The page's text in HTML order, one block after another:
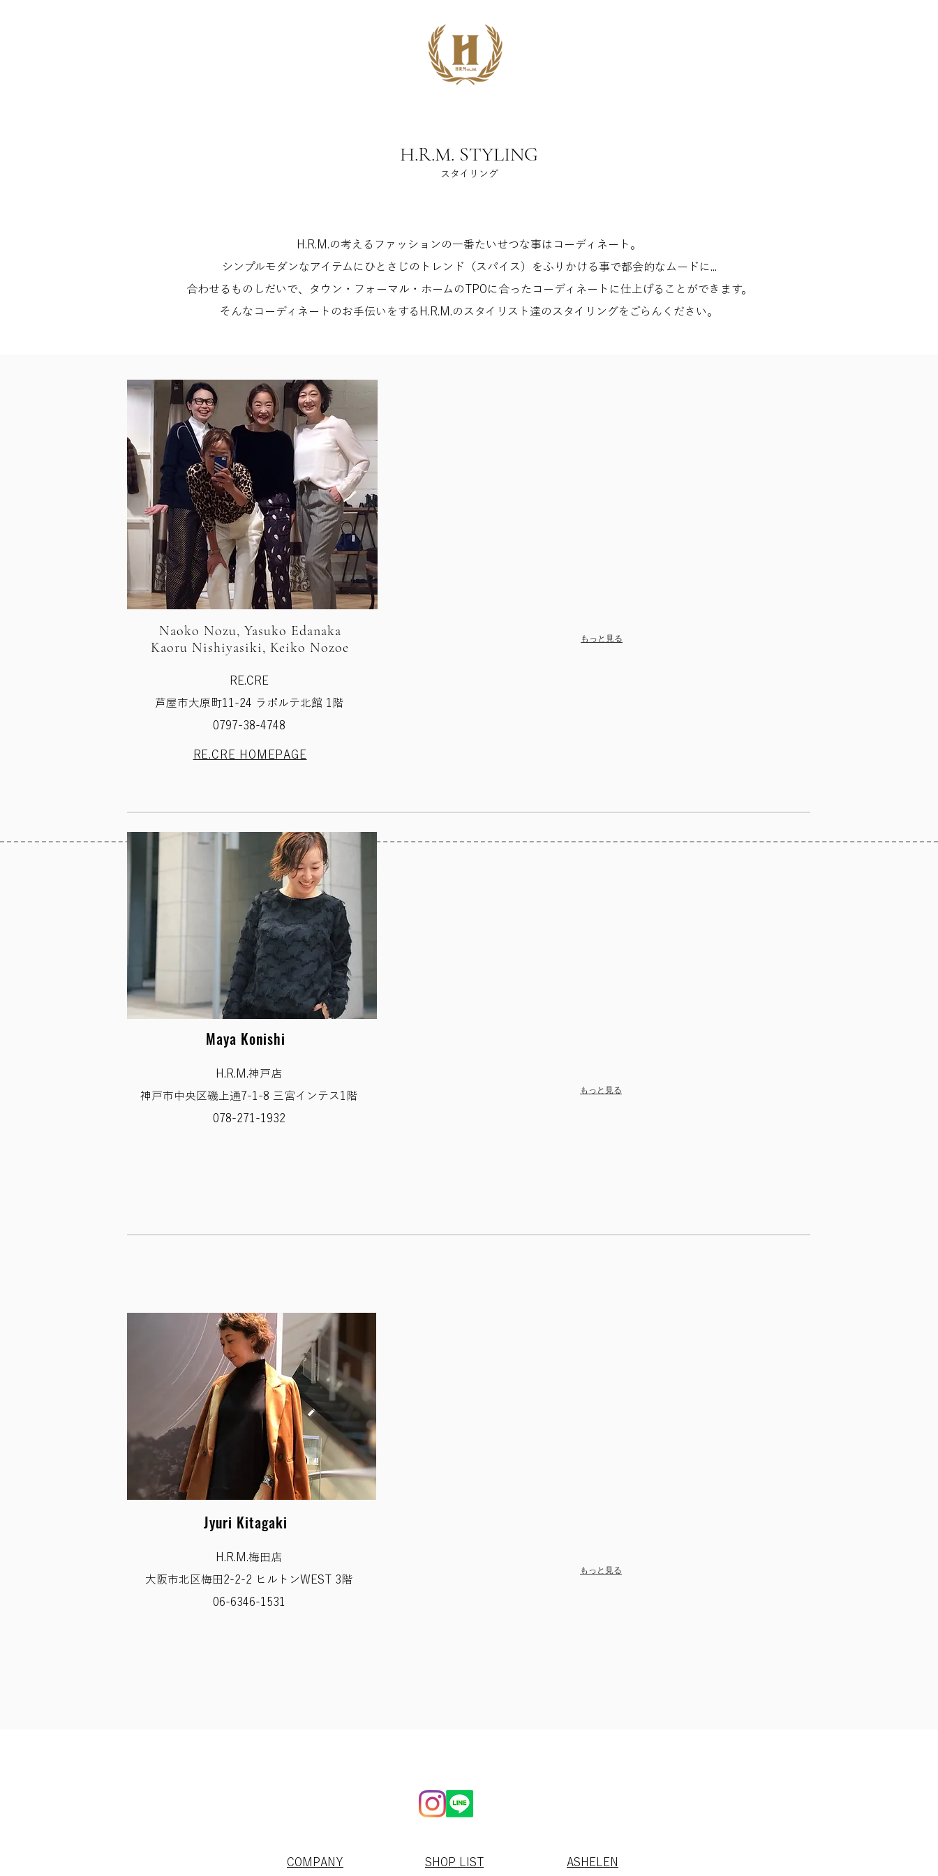
H.R.M. STYLING
スタイリング
H.R.M.の考えるファッションの一番たいせつな事はコーディネート。
シンプルモダンなアイテムにひとさじのトレンド（スパイス）をふりかける事で都会的なムードに...
合わせるものしだいで、タウン・フォーマル・ホームのTPOに合ったコーディネートに仕上げることができます。
そんなコーディネートのお手伝いをするH.R.M.のスタイリスト達のスタイリングをごらんください。
Naoko Nozu, Yasuko Edanaka
Kaoru Nishiyasiki, Keiko Nozoe
もっと見る
RE.CRE
芦屋市大原町11-24 ラポルテ北館 1階
​0797-38-4748
​RE.CRE HOMEPAGE
Maya Konishi
H.R.M.神戸店
神戸市中央区磯上通7-1-8 三宮インテス1階
078-271-1932
もっと見る
​Jyuri Kitagaki
H.R.M.梅田店
大阪市北区梅田2-2-2 ヒルトンWEST 3階
06-6346-1531
もっと見る
​COMPANY SHOP LIST ​ASHELEN